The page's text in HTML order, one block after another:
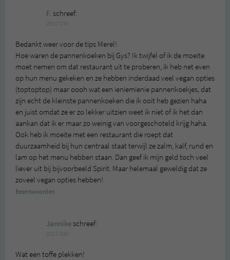
F. schreef:
Bedankt weer voor de tips Merel!
Hoe waren de pannenkoeken bij Gys? Ik twijfel of ik de moeite
moet nemen om dat restaurant uit te proberen, ik heb net even
op hun menu gekeken en ze hebben inderdaad veel vegan opties
(toptoptop) maar oooh wat een ieniemienie pannenkoekjes, dat
zijn echt de kleinste pannenkoeken die ik ooit heb gezien haha
en juist omdat ze er zo lekker uitzien weet ik niet of ik het dan
aankan dat ik er maar zo weinig van voorgeschoteld krijg haha.
Ook heb ik moeite met een restaurant die roept dat
duurzaamheid bij hun centraal staat terwijl ze zalm, kalf, rund en
lam op het menu hebben staan. Dan geef ik mijn geld toch veel
liever uit bij bijvoorbeeld Spirit. Maar helemaal geweldig dat ze
zoveel vegan opties hebben!
Beantwoorden
Jannikeschreef:
Wat een toffe plekken!